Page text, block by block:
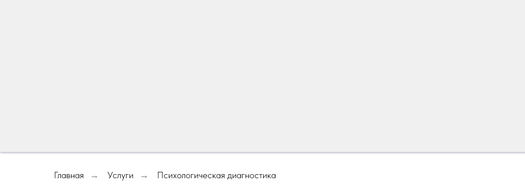
Главная → Услуги → Психологическая диагностика